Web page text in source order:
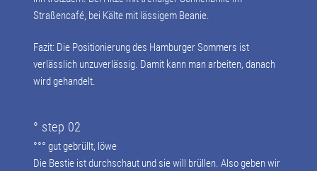
Straßencafé, bei Kälte mit lässigem Beanie.
Fazit: Die Positionierung des Hamburger Sommers ist
verlässlich unzuverlässig. Damit kann man arbeiten, danach
wird gehandelt.
° step 02
°°° gut gebrüllt, löwe
Die Bestie ist durchschaut und sie will brüllen. Also geben wir